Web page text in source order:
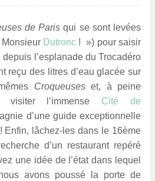
de Parisqui se sont levées
Dutronc! –») pour saisir
l’esplanade du Trocadéro
reçu des litres d’eau glacée sur
Croqueuses et, à peine
visiter l’immense Cité de
d’une guide exceptionnelle
Enfin, lâchez-les dans le 16ème
d’un restaurant repéré
une idée de l’état dans lequel
avons poussé la porte de